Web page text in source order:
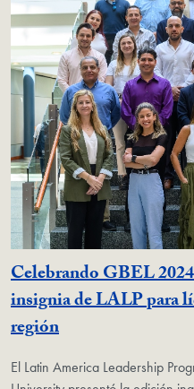
Celebrando GBEL
insignia de LALP para
región
El Latin America Leadership